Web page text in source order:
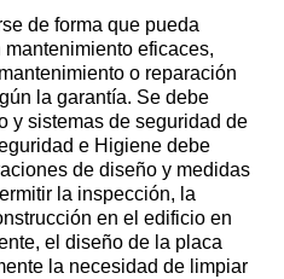
de forma que pueda
eficaces,
o reparación
la garantía. Se debe
y sistemas de seguridad de
e Higiene debe
de diseño y medidas
la inspección, la
en el edificio en
el diseño de la placa
la necesidad de limpiar